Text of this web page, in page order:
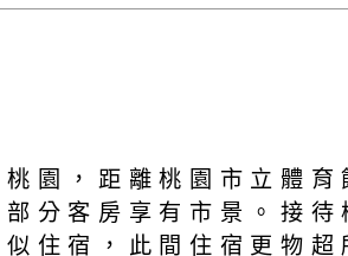
桃園，距離桃園市立體
部分客房享有市景。接
住宿，此間住宿更物超